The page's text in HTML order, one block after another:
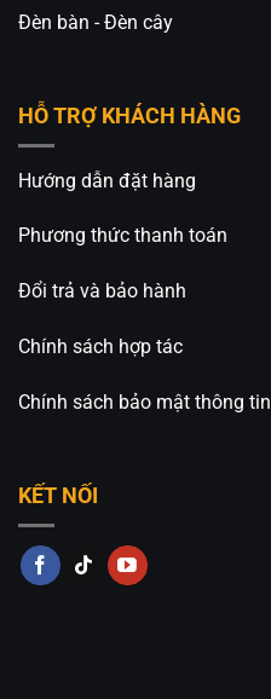
Đèn bàn - Đèn cây
HỖ TRỢ KHÁCH HÀNG
Hướng dẫn đặt hàng
Phương thức thanh toán
Đổi trả và bảo hành
Chính sách hợp tác
Chính sách bảo mật thông tin
KẾT NỐI